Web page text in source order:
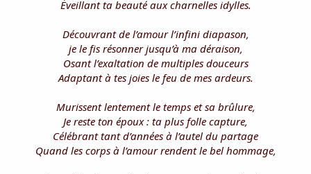
Éveillant ta beauté aux charnelles idylles.
Découvrant de l’amour l’infini diapason,
je le fis résonner jusqu’à ma déraison,
Osant l’exaltation de multiples douceurs
Adaptant à tes joies le feu de mes ardeurs.
Murissent lentement le temps et sa brûlure,
Je reste ton époux : ta plus folle capture,
Célébrant tant d’années à l’autel du partage
Quand les corps à l’amour rendent le bel hommage,